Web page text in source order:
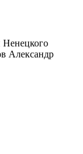
Ненецкого
Александр